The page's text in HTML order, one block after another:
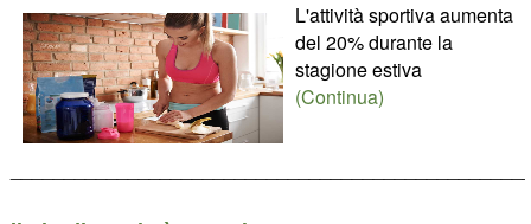
L'attività sportiva aumenta
del 20% durante la
stagione estiva
(Continua)